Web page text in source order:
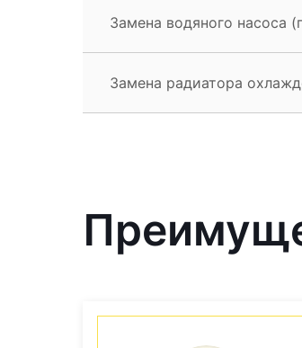
Замена водяного насоса
Замена радиатора